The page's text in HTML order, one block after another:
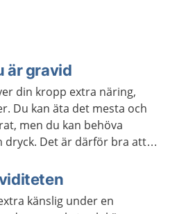
är gravid
din kropp extra näring,
Du kan äta det mesta och
men du kan behöva
dryck. Det är därför bra att
känslig under en